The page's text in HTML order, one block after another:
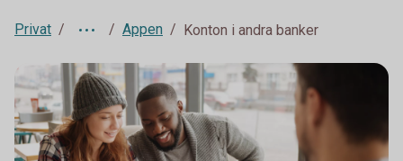
Privat Appen Konton i andra banker